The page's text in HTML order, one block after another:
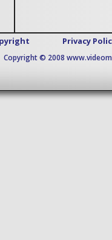
Privacy
Copyright © 2008